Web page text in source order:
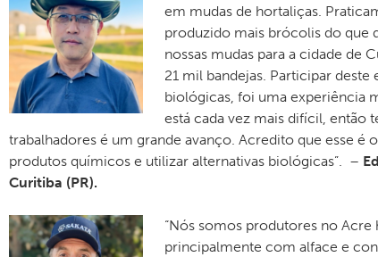
em mudas de hortaliças.
produzido mais brócolis do que
nossas mudas para a cidade de
21 mil bandejas. Participar
biológicas, foi uma experiência
está cada vez mais difícil, então
trabalhadores é um grande avanço. Acredito que esse
produtos químicos e utilizar alternativas biológicas”. –
Curitiba (PR).
“Nós somos produtores no Acre
principalmente com alface e